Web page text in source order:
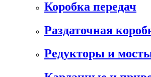
Коробка передач
Раздаточная
Редукторы и